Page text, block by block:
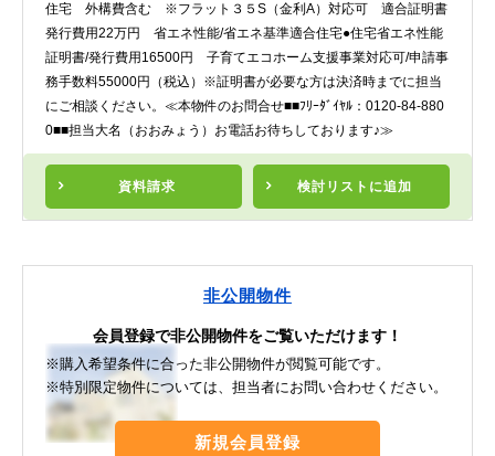
資料請求 検討リスト に追加
住宅 外構費含む ※フラット３５S（金利A）対応可 適合証明書
発行費用22万円 省エネ性能/省エネ基準適合住宅●住宅省エネ性能
証明書/発行費用16500円 子育てエコホーム支援事業対応可/申請事
務手数料55000円（税込）※証明書が必要な方は決済時までに担当
にご相談ください。≪本物件のお問合せ■■ﾌﾘｰﾀﾞｲﾔﾙ：0120-84-880
0■■担当大名（おおみょう）お電話お待ちしております♪≫
非公開物件
会員登録で非公開物件をご覧いただけます！
※購入希望条件に合った非公開物件が閲覧可能です。
※特別限定物件については、担当者にお問い合わせください。
新規会員登録